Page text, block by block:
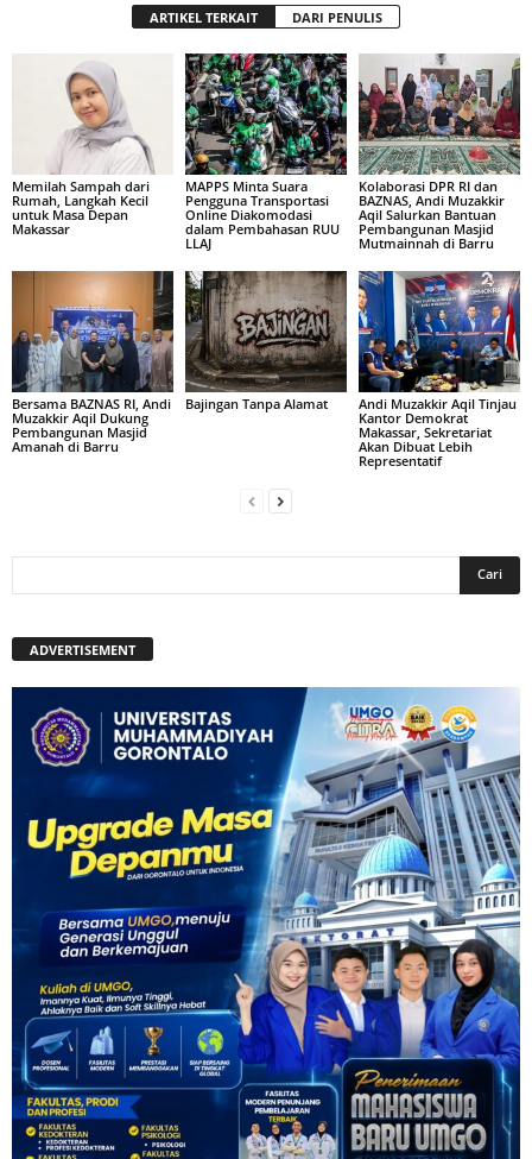
ARTIKEL TERKAIT DARI PENULIS
Memilah Sampah dari
Rumah, Langkah Kecil
untuk Masa Depan
Makassar
MAPPS Minta Suara
Pengguna Transportasi
Online Diakomodasi
dalam Pembahasan RUU
LLAJ
Kolaborasi DPR RI dan
BAZNAS, Andi Muzakkir
Aqil Salurkan Bantuan
Pembangunan Masjid
Mutmainnah di Barru
Bersama BAZNAS RI, Andi
Muzakkir Aqil Dukung
Pembangunan Masjid
Amanah di Barru
Bajingan Tanpa Alamat
Andi Muzakkir Aqil Tinjau
Kantor Demokrat
Makassar, Sekretariat
Akan Dibuat Lebih
Representatif
ADVERTISEMENT